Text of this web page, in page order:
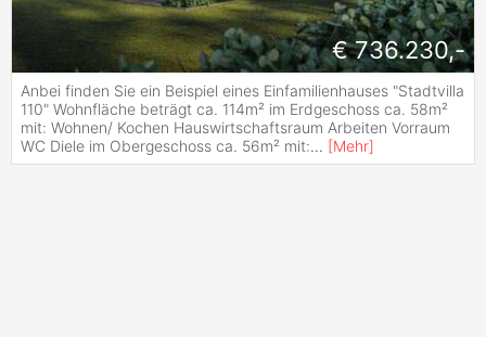
€ 736.230,-
Anbei finden Sie ein Beispiel eines Einfamilienhauses "Stadtvilla
110" Wohnfläche beträgt ca. 114m² im Erdgeschoss ca. 58m²
mit: Wohnen/ Kochen Hauswirtschaftsraum Arbeiten Vorraum
WC Diele im Obergeschoss ca. 56m² mit:... [Mehr]